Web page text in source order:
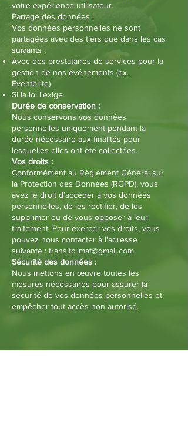
votre expérience utilisateur.
Partage des données :
Vos données personnelles ne sont
partagées avec des tiers que dans les cas
suivants :
Avec des prestataires de services pour la
gestion de nos événements (ex.
Eventbrite).
Si la loi l'exige.
Durée de conservation :
Nous conservons vos données
personnelles uniquement pendant la
durée nécessaire aux finalités pour
lesquelles elles ont été collectées.
Vos droits :
Conformément au Règlement Général sur
la Protection des Données (RGPD), vous
avez le droit d'accéder à vos données
personnelles, de les rectifier, de les
supprimer ou de vous opposer à leur
traitement. Pour exercer vos droits, vous
pouvez nous contacter à l'adresse
suivante : transitclimat@gmail.com
Sécurité des données :
Nous mettons en œuvre toutes les
mesures nécessaires pour assurer la
sécurité de vos données personnelles et
empêcher tout accès non autorisé.